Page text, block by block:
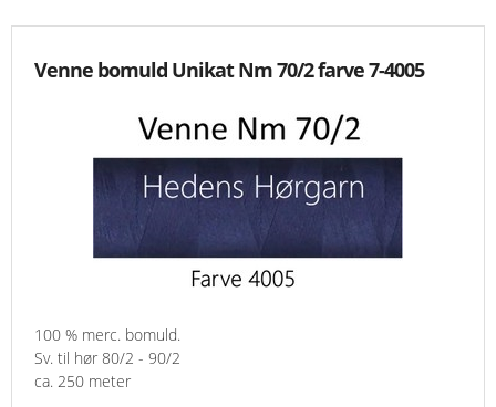
Venne bomuld Unikat Nm 70/2 farve 7-4005
100 % merc. bomuld.
Sv. til hør 80/2 - 90/2
ca. 250 meter